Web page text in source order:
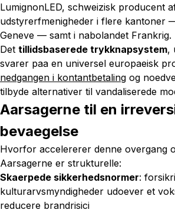
LumignonLED, schweizisk producent
udstyrerfmenigheder i flere kantoner
Geneve — samt i nabolandet Frankrig.
Det tillidsbaserede trykknapsystem,
svarer paa en universel europaeisk
nedgangen i kontantbetaling og
tilbyde alternativer til vandaliserede
Aarsagerne til en
bevaegelse
Hvorfor accelererer denne overgang
Aarsagerne er strukturelle:
Skaerpede sikkerhedsnormer:
kulturarvsmyndigheder udoever et
reducere brandrisici